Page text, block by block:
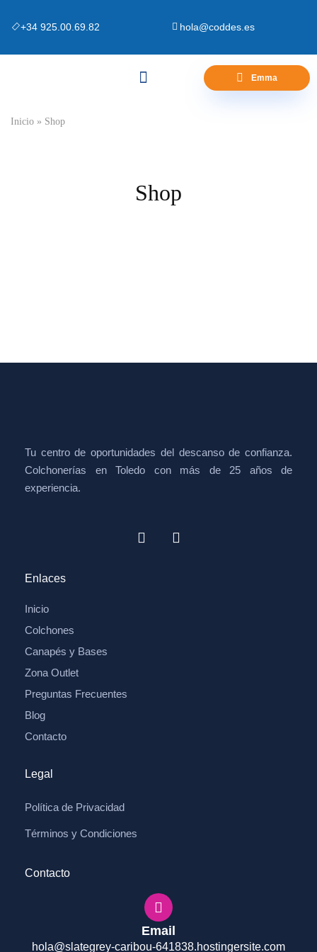
+34 925.00.69.82 hola@coddes.es
Emma
Inicio » Shop
Shop
Tu centro de oportunidades del descanso de confianza.
Colchonerías en Toledo con más de 25 años de
experiencia.
Enlaces
Inicio
Colchones
Canapés y Bases
Zona Outlet
Preguntas Frecuentes
Blog
Contacto
Legal
Política de Privacidad
Términos y Condiciones
Contacto
Email
hola@slategrey-caribou-641838.hostingersite.com